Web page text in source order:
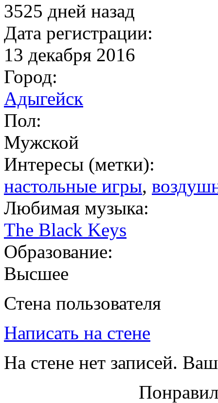
3525 дней назад
Дата регистрации:
13 декабря 2016
Город:
Адыгейск
Пол:
Мужской
Интересы (метки):
настольные игры,
Любимая музыка:
The Black Keys
Образование:
Высшее
Стена пользователя
Написать на стене
На стене нет записей.